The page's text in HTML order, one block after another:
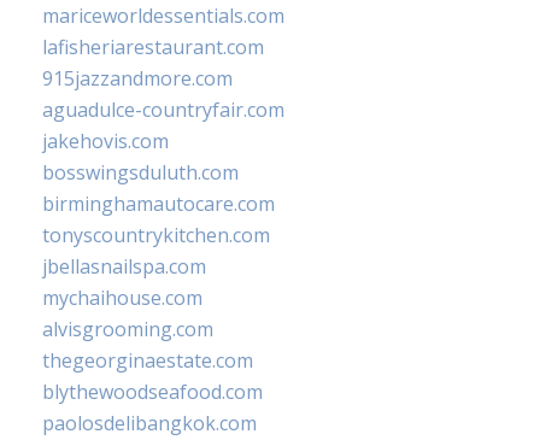
mariceworldessentials.com
lafisheriarestaurant.com
915jazzandmore.com
aguadulce-countryfair.com
jakehovis.com
bosswingsduluth.com
birminghamautocare.com
tonyscountrykitchen.com
jbellasnailspa.com
mychaihouse.com
alvisgrooming.com
thegeorginaestate.com
blythewoodseafood.com
paolosdelibangkok.com